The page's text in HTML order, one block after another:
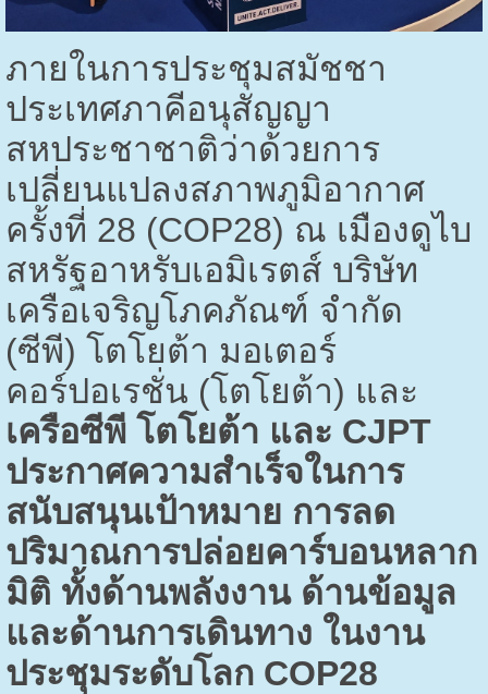
ภายในการประชุมสมัชชา
ประเทศภาคีอนุสัญญา
สหประชาชาติว่าด้วยการ
เปลี่ยนแปลงสภาพภูมิอากาศ
ครั้งที่ 28 (COP28) ณ เมืองดูไบ
สหรัฐอาหรับเอมิเรตส์ บริษัท
เครือเจริญโภคภัณฑ์ จำกัด
(ซีพี) โตโยต้า มอเตอร์
คอร์ปอเรชั่น (โตโยต้า) และ
เครือซีพี โตโยต้า และ CJPT
ประกาศความสำเร็จในการ
สนับสนุนเป้าหมาย การลด
ปริมาณการปล่อยคาร์บอนหลาก
มิติ ทั้งด้านพลังงาน ด้านข้อมูล
และด้านการเดินทาง ในงาน
ประชุมระดับโลก COP28